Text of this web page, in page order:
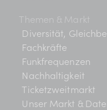
Themen & Markt
Diversität,
Fachkräfte
Funkfrequenzen
Nachhaltigkeit
Ticketzweitmarkt
Unser Markt &